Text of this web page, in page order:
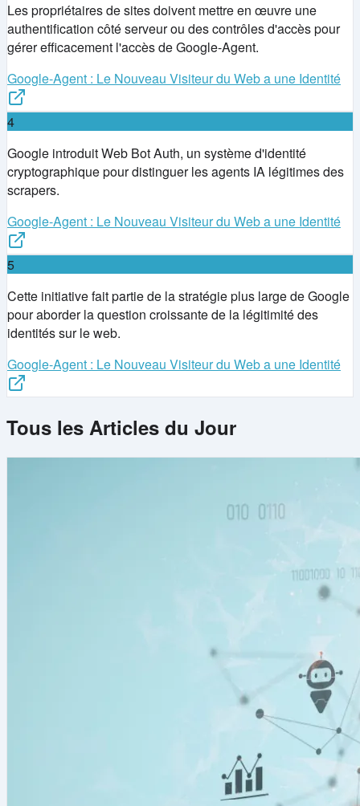
Les propriétaires de sites doivent mettre en œuvre une
authentification côté serveur ou des contrôles d'accès pour
gérer efficacement l'accès de Google-Agent.
Google-Agent : Le Nouveau Visiteur du Web a une Identité
4
Google introduit Web Bot Auth, un système d'identité
cryptographique pour distinguer les agents IA légitimes des
scrapers.
Google-Agent : Le Nouveau Visiteur du Web a une Identité
5
Cette initiative fait partie de la stratégie plus large de Google
pour aborder la question croissante de la légitimité des
identités sur le web.
Google-Agent : Le Nouveau Visiteur du Web a une Identité
Tous les Articles du Jour